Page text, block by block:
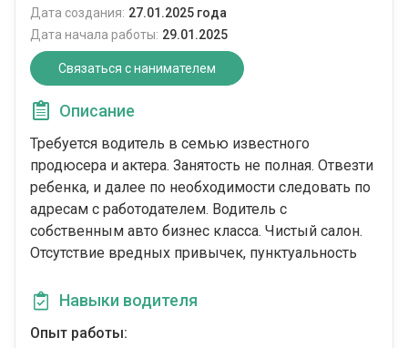
Дата создания: 27.01.2025 года
Дата начала работы: 29.01.2025
Связаться с нанимателем
Описание
Требуется водитель в семью известного
продюсера и актера. Занятость не полная. Отвезти
ребенка, и далее по необходимости следовать по
адресам с работодателем. Водитель с
собственным авто бизнес класса. Чистый салон.
Отсутствие вредных привычек, пунктуальность
Навыки водителя
Опыт работы: